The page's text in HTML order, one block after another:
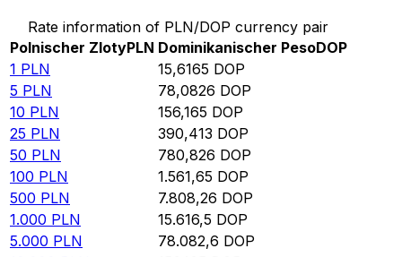
Rate information of PLN/DOP currency pair
Polnischer ZlotyPLN Dominikanischer PesoDOP
1 PLN 15,6165 DOP
5 PLN 78,0826 DOP
10 PLN 156,165 DOP
25 PLN 390,413 DOP
50 PLN 780,826 DOP
100 PLN 1.561,65 DOP
500 PLN 7.808,26 DOP
1.000 PLN 15.616,5 DOP
5.000 PLN 78.082,6 DOP